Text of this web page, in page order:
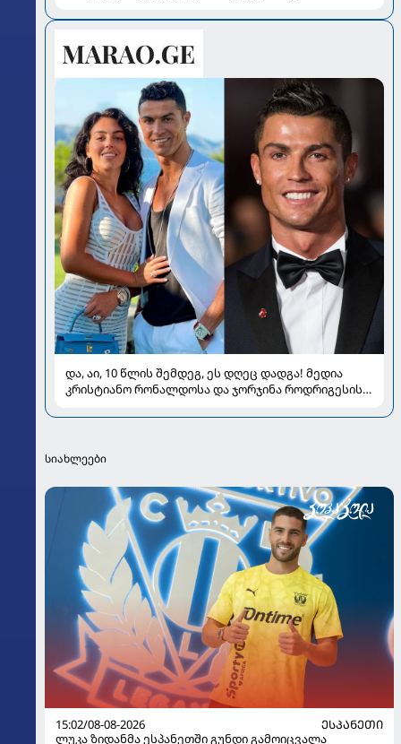
და, აი, 10 წლის შემდეგ, ეს დღეც დადგა! მედია
კრისტიანო რონალდოსა და ჯორჯინა როდრიგესის
სიახლეები
15:02/08-08-2026
ᲔᲡᲞᲐᲜᲔᲗᲘ
ლუკა ზიდანმა ესპანეთში გუნდი გამოიცვალა